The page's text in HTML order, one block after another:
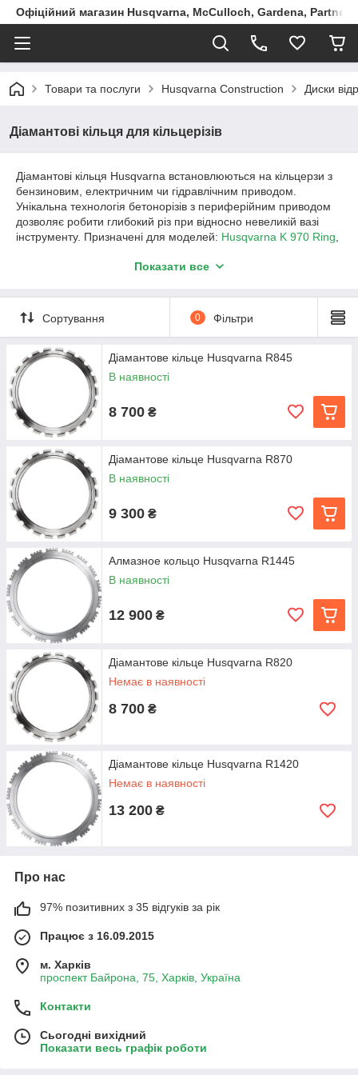
Офіційний магазин Husqvarna, McCulloch, Gardena, Partner
Товари та послуги Husqvarna Construction Диски
Діамантові кільця для кільцерізів
Діамантові кільця Husqvarna встановлюються на кільцерзи з
бензиновим, електричним чи гідравлічним приводом.
Унікальна технологія бетонорізів з периферійним приводом
дозволяє робити глибокий різ при відносно невеликій вазі
інструменту. Призначені для моделей: Husqvarna K 970 Ring
Серія Husqvarna R1220/R1245 Diagrip™
КІЛЬЦЯ ВИЩОЇ ЯКОСТІ З РЕВОЛЮЦІЙНОЮ
Diagrip™ - технологія, що забезпечує чудову
продуктивність, збільшений термін служби і швидку
чисту різання.
Сегменти більшої довжини підвищують жорсткість
кільця. Воно стає більш стабільним, що полегшує
різання по прямій.
Конструкція сегмента "чотири в одному" покращує
охолодження і сприяє видалення шламу, що
позитивно позначається на швидкості і терміні
Самозаточувальні сегменти забезпечують
вільне різання незалежно від напрямку обертання
ріжучого диска.
Всі кільця для кольцерезов поставляються з
запатентованим приводним роликом.
Технологія Diagrip™
Показати все
Сортування 0 Фільтри
Діамантове кільце Husqvarna R845
В наявності
8 700 ₴
Діамантове кільце Husqvarna R870
В наявності
9 300 ₴
Алмазное кольцо Husqvarna R1445
В наявності
12 900 ₴
Діамантове кільце Husqvarna R820
Немає в наявності
8 700 ₴
Діамантове кільце Husqvarna R1420
Немає в наявності
13 200 ₴
Про нас
97% позитивних з 35 відгуків за рік
Працює з 16.09.2015
м. Харків
проспект Байрона, 75, Харків, Україна
Контакти
Сьогодні вихідний
Показати весь графік роботи